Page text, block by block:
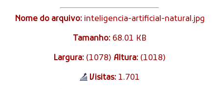
Nome do arquivo:inteligencia-artificial-natural.jpg
Tamanho:68.01 KB
Largura: (1078) Altura: (1018)
Visitas:1.701